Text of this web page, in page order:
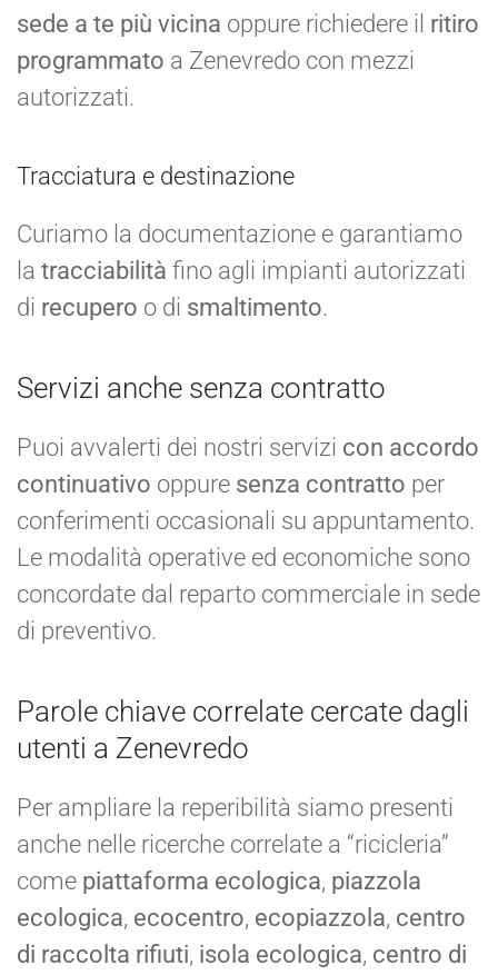
sede a te più vicina oppure richiedere il ritiro
programmato a Zenevredo con mezzi
autorizzati.
Tracciatura e destinazione
Curiamo la documentazione e garantiamo
la tracciabilità fino agli impianti autorizzati
di recupero o di smaltimento.
Servizi anche senza contratto
Puoi avvalerti dei nostri servizi con accordo
continuativo oppure senza contratto per
conferimenti occasionali su appuntamento.
Le modalità operative ed economiche sono
concordate dal reparto commerciale in sede
di preventivo.
Parole chiave correlate cercate dagli
utenti a Zenevredo
Per ampliare la reperibilità siamo presenti
anche nelle ricerche correlate a “ricicleria”
come piattaforma ecologica, piazzola
ecologica, ecocentro, ecopiazzola, centro
di raccolta rifiuti, isola ecologica, centro di